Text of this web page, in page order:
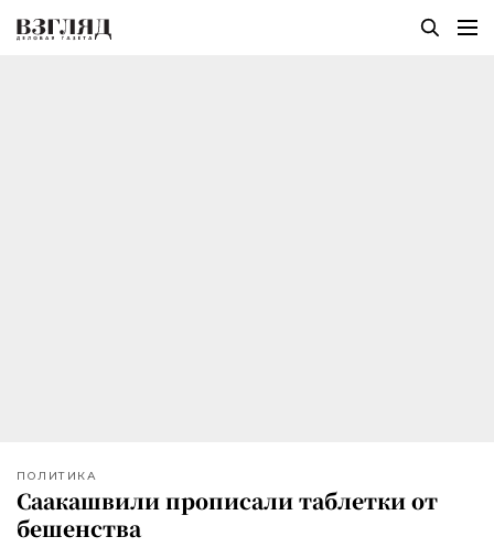
ПОЛИТИКА
Саакашвили прописали таблетки от
бешенства